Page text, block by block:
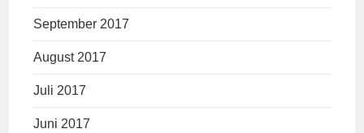
September 2017
August 2017
Juli 2017
Juni 2017